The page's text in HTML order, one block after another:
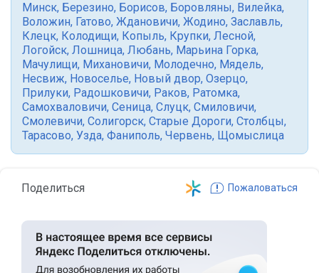
Минск, Березино, Борисов, Боровляны, Вилейка,
Воложин, Гатово, Ждановичи, Жодино, Заславль,
Клецк, Колодищи, Копыль, Крупки, Лесной,
Логойск, Лошница, Любань, Марьина Горка,
Мачулищи, Михановичи, Молодечно, Мядель,
Несвиж, Новоселье, Новый двор, Озерцо,
Прилуки, Радошковичи, Раков, Ратомка,
Самохваловичи, Сеница, Слуцк, Смиловичи,
Смолевичи, Солигорск, Старые Дороги, Столбцы,
Тарасово, Узда, Фаниполь, Червень, Щомыслица
Поделиться Пожаловаться